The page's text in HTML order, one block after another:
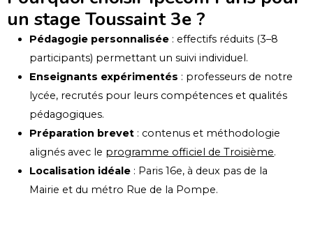
un stage Toussaint 3e ?
Pédagogie personnalisée : effectifs réduits (3–8
participants) permettant un suivi individuel.
Enseignants expérimentés : professeurs de notre
lycée, recrutés pour leurs compétences et qualités
pédagogiques.
Préparation brevet : contenus et méthodologie
alignés avec le programme officiel de Troisième.
Localisation idéale : Paris 16e, à deux pas de la
Mairie et du métro Rue de la Pompe.